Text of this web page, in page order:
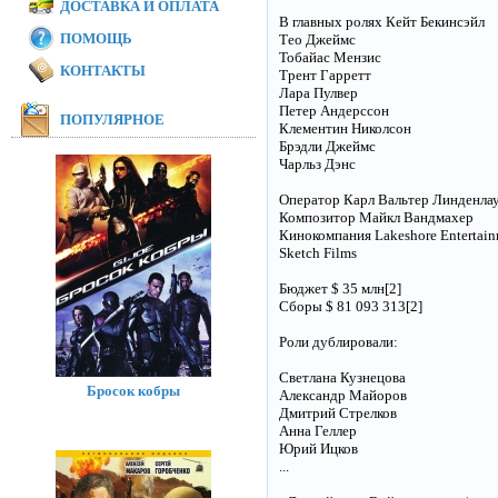
В главных ролях Кейт Бекинсэйл
Тео Джеймс
Тобайас Мензис
Трент Гарретт
Лара Пулвер
Петер Андерссон
Клементин Николсон
Брэдли Джеймс
Чарльз Дэнс
Оператор Карл Вальтер
Композитор Майкл Вандмахер
Кинокомпания Lakeshore
Sketch Films
Бюджет $ 35 млн[2]
Сборы $ 81 093 313[2]
Роли дублировали:
Светлана Кузнецова
Александр Майоров
Дмитрий Стрелков
Анна Геллер
Юрий Ицков
...
ДОСТАВКА И ОПЛАТА
ПОМОЩЬ
КОНТАКТЫ
ПОПУЛЯРНОЕ
Бросок кобры